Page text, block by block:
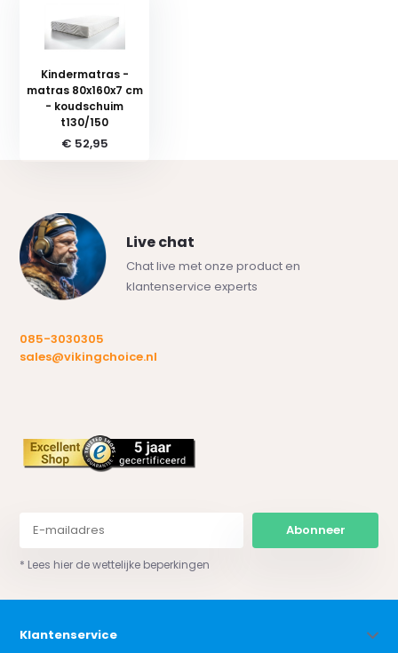
Kindermatras -
matras 80x160x7 cm
- koudschuim
t130/150
€ 52,95
Live chat
Chat live met onze product en
klantenservice experts
085-3030305
sales@vikingchoice.nl
Abonneer
* Lees hier de wettelijke beperkingen
Klantenservice